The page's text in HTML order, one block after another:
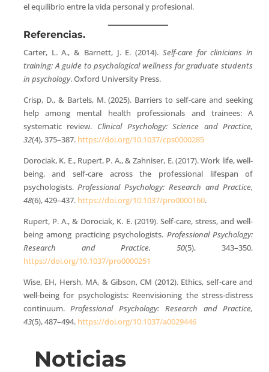
el equilibrio entre la vida personal y profesional.
Referencias.
Carter, L. A., & Barnett, J. E. (2014). Self-care for clinicians in
training: A guide to psychological wellness for graduate students
in psychology. Oxford University Press.
Crisp, D., & Bartels, M. (2025). Barriers to self-care and seeking
help among mental health professionals and trainees: A
systematic review. Clinical Psychology: Science and Practice,
32(4), 375–387. https://doi.org/10.1037/cps0000285
Dorociak, K. E., Rupert, P. A., & Zahniser, E. (2017). Work life, well-
being, and self-care across the professional lifespan of
psychologists.Professional Psychology: Research and Practice,
48(6), 429–437. https://doi.org/10.1037/pro0000160.
Rupert, P. A., & Dorociak, K. E. (2019). Self-care, stress, and well-
being among practicing psychologists. Professional Psychology:
Research and Practice, 50(5), 343–350.
https://doi.org/10.1037/pro0000251
Wise, EH, Hersh, MA, & Gibson, CM (2012). Ethics, self-care and
well-being for psychologists: Reenvisioning the stress-distress
continuum.Professional Psychology: Research and Practice,
43(5), 487–494. https://doi.org/10.1037/a0029446
Noticias